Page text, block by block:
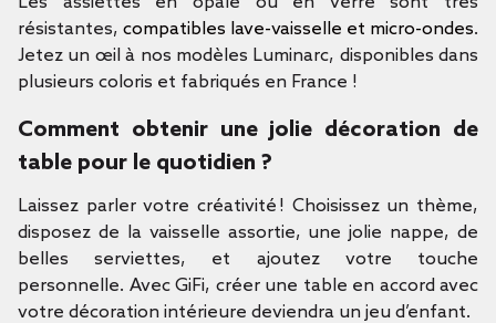
résistantes, compatibles lave-vaisselle et micro-ondes.
Jetez un œil à nos modèles Luminarc, disponibles dans
plusieurs coloris et fabriqués en France !
Comment obtenir une jolie décoration de
table pour le quotidien ?
Laissez parler votre créativité ! Choisissez un thème,
disposez de la vaisselle assortie, une jolie nappe, de
belles serviettes, et ajoutez votre touche
personnelle. Avec GiFi, créer une table en accord avec
votre décoration intérieure deviendra un jeu d’enfant.